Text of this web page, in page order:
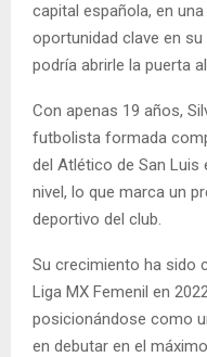
capital española, en
oportunidad clave en
podría abrirle la puerta
Con apenas 19 años,
futbolista formada
del Atlético de San Luis
nivel, lo que marca un
deportivo del club.
Su crecimiento ha sido
Liga MX Femenil en
posicionándose como
en debutar en el